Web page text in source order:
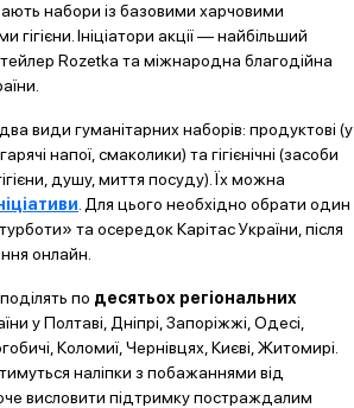
набори із базовими харчовими
Ініціатори акції — найбільший
Rozetka та міжнародна благодійна
види гуманітарних наборів: продуктові (у
напої, смаколики) та гігієнічні (засоби
душу, миття посуду). Їх можна
. Для цього необхідно обрати один
та осередок Карітас України, після
онлайн.
по десятьох регіональних
у Полтаві, Дніпрі, Запоріжжі, Одесі,
Коломиї, Чернівцях, Києві, Житомирі.
наліпки з побажаннями від
висловити підтримку постраждалим